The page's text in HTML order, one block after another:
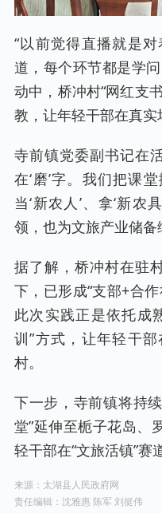
“以前觉得直播就是
道，每个环节都是学
动中，桥冲村“网红支
教，让年轻干部在真实
寺前镇党委副书记在
在‘磨’字。我们把课
当‘新农人’、拿‘新农
领，也为文旅产业储备
据了解，桥冲村在驻
下，已形成“支部+合
此次实践正是依托成
训”方式，让年轻干
村。
下一步，寺前镇将持
堂”延伸至栀子花岛、
轻干部在“文旅活镇”赛
来源：太湖县人民政府网
责任编辑：沈雅惠 陈军 刘挺伟